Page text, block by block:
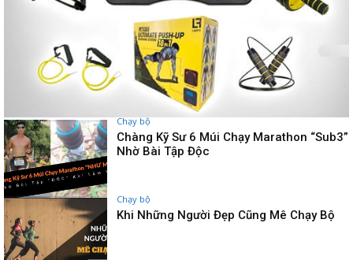
Chạy bộ
Chàng Kỹ Sư 6 Múi Chạy Marathon “Sub3”
Nhờ Bài Tập Độc
Chạy bộ
Khi Những Người Đẹp Cũng Mê Chạy Bộ